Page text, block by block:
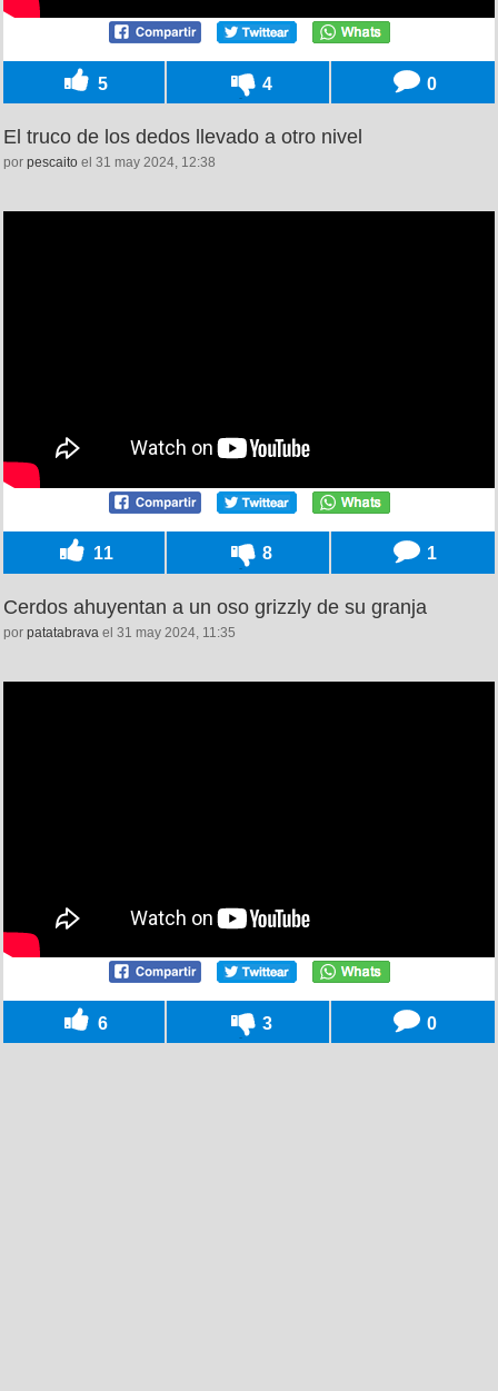
5 4 0
El truco de los dedos llevado a otro nivel
por pescaito el 31 may 2024, 12:38
11 8 1
Cerdos ahuyentan a un oso grizzly de su granja
por patatabrava el 31 may 2024, 11:35
6 3 0